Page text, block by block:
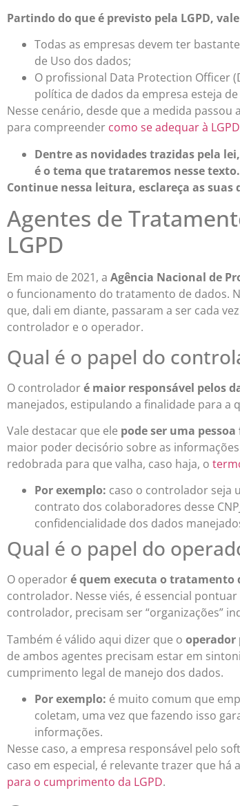
Partindo do que é previsto pela LGPD,
Todas as empresas devem ter
de Uso dos dados;
O profissional Data Protection Officer
política de dados da empresa esteja
Nesse cenário, desde que a medida
para compreender como se adequar à LGPD
Dentre as novidades trazidas pela
é o tema que trataremos nesse texto.
Continue nessa leitura, esclareça as
Agentes de
LGPD
Em maio de 2021, a Agência Nacional de
o funcionamento do tratamento de dados.
que, dali em diante, passaram a ser cada
controlador e o operador.
Qual é o papel do
O controladoré maior responsável pelos
manejados, estipulando a finalidade para
Vale destacar que ele pode ser uma
maior poder decisório sobre as
redobrada para que valha, caso haja, o
Por exemplo: caso o controlador seja
contrato dos colaboradores desse
confidencialidade dos dados
Qual é o papel do
O operadoré quem executa o tratamento
controlador. Nesse viés, é essencial
controlador, precisam ser “organizações”
Também é válido aqui dizer que o operador
de ambos agentes precisam estar em
cumprimento legal de manejo dos dados.
Por exemplo: é muito comum que
coletam, uma vez que fazendo isso
informações.
Nesse caso, a empresa responsável pelo
caso em especial, é relevante trazer que
para o cumprimento da LGPD.